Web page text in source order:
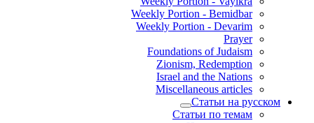
Weekly Portion - Bemidbar
Weekly Portion - Devarim
Prayer
Foundations of Judaism
Zionism, Redemption
Israel and the Nations
Miscellaneous articles
Статьи на русском
Статьи по темам